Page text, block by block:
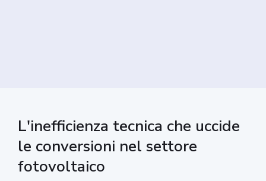
L'inefficienza tecnica che uccide
le conversioni nel settore
fotovoltaico